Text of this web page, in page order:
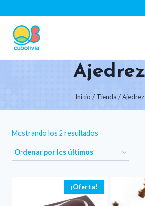
contenido
Ajedrez
Inicio / Tienda / Ajedrez
Mostrando los 2 resultados
los
¡Oferta!